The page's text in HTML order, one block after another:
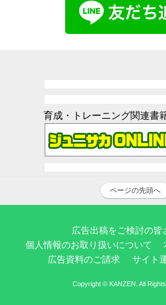
育成・トレーニング関連書
ページの先頭へ
広告出稿をご検討の皆
個人情報のお取り扱いについて
広告資料のご請求
サイト
Copyright © KANZEN. All